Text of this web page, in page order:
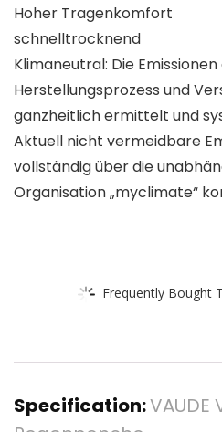
Hoher Tragenkomfort
schnelltrocknend
Klimaneutral: Die
Herstellungsprozess und
ganzheitlich ermittelt und
Aktuell nicht vermeidbare
vollständig über die
Organisation „myclimate“
Frequently Bought
Specification: